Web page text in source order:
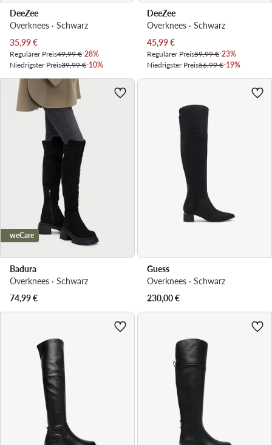
DeeZee
Overknees · Schwarz
Aktueller Preis
35,99€
Regulärer Preis49,99 €-28%
Niedrigster Preis39,99 €-10%
DeeZee
Overknees · Schwarz
Aktueller Preis
45,99€
Regulärer Preis59,99 €-23%
Niedrigster Preis56,99 €-19%
weCare
Badura
Overknees · Schwarz
74,99€
Guess
Overknees · Schwarz
230,00€